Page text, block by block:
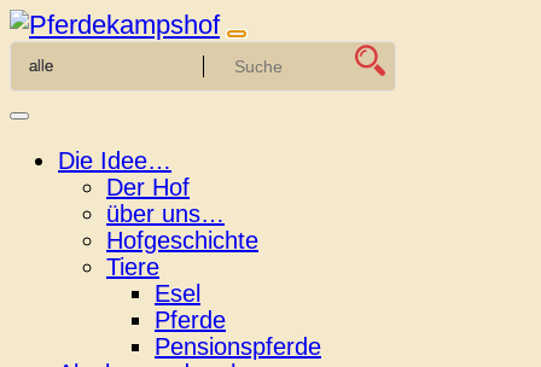
Zum
Inhalt
springen
Die Idee…
Der Hof
über uns…
Hofgeschichte
Tiere
Esel
Pferde
Pensionspferde